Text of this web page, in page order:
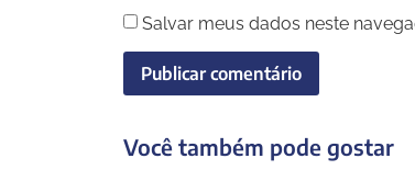
Salvar meus dados neste
Você também pode gostar